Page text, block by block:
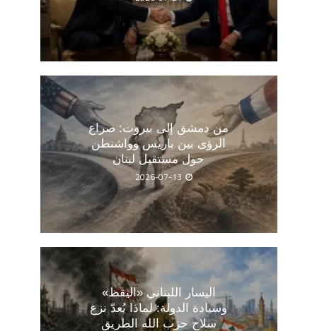
من دمشق إلى بيروت: صراع
الرؤى بين باريس وواشنطن
حول مستقبل لبنان
2026-07-13
اليسار اللبناني «اليقظ»
وسيادة الدولة: لماذا يُعدّ نزع
سلاح حزب الله الطريق